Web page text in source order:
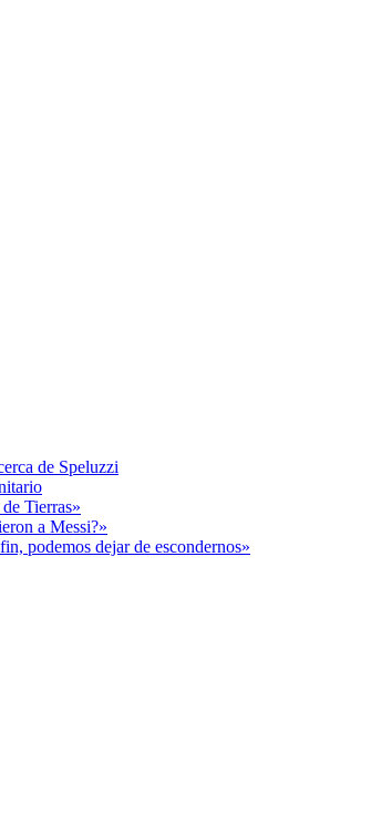
de Speluzzi
Tierras»
a Messi?»
podemos dejar de escondernos»